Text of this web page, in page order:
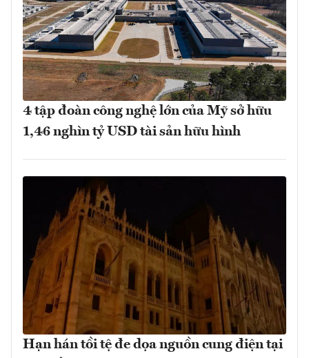
4 tập đoàn công nghệ lớn của Mỹ sở hữu
1,46 nghìn tỷ USD tài sản hữu hình
Hạn hán tồi tệ đe dọa nguồn cung điện tại